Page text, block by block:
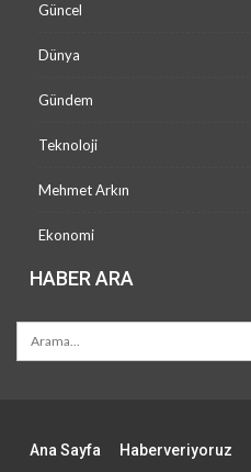
Güncel
Dünya
Gündem
Teknoloji
Mehmet Arkın
Ekonomi
HABER ARA
Ana Sayfa Haberveriyoruz